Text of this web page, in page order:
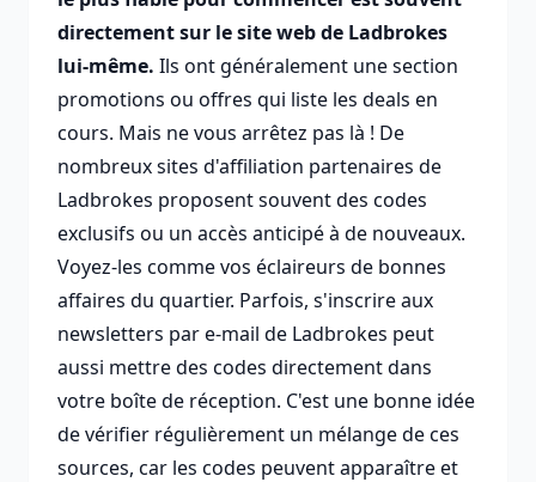
directement sur le site web de Ladbrokes
lui-même. Ils ont généralement une section
promotions ou offres qui liste les deals en
cours. Mais ne vous arrêtez pas là ! De
nombreux sites d'affiliation partenaires de
Ladbrokes proposent souvent des codes
exclusifs ou un accès anticipé à de nouveaux.
Voyez-les comme vos éclaireurs de bonnes
affaires du quartier. Parfois, s'inscrire aux
newsletters par e-mail de Ladbrokes peut
aussi mettre des codes directement dans
votre boîte de réception. C'est une bonne idée
de vérifier régulièrement un mélange de ces
sources, car les codes peuvent apparaître et